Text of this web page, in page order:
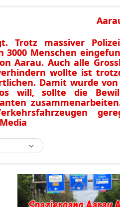
Trotz massiver
3000 Menschen
Aarau. Auch alle
wollte ist
Damit wurde
will, sollte die